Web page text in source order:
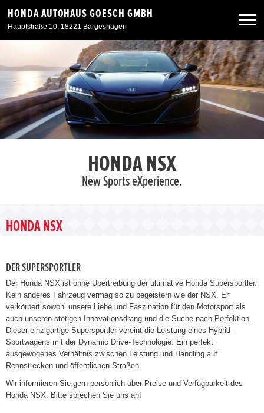
HONDA AUTOHAUS GOESCH GMBH
Hauptstraße 10, 18221 Bargeshagen
Gebrauchtwagen
Angebote
HONDA NSX
New Sports eXperience.
HONDA NSX
DER SUPERSPORTLER
Der Honda NSX ist ohne Übertreibung der ultimative Honda Supersportler.
Kein anderes Fahrzeug vermag so zu begeistern wie der NSX. Er
verkörpert sowohl unsere Liebe und Faszination für den Motorsport als
auch unseren stetigen Innovationsdrang und die Suche nach Perfektion.
Dieser einzigartige Supersportler vereint die Leistung eines Hybrid-
Sportwagens mit der Dynamic Drive-Technologie. Ein perfekt
ausgewogenes Verhältnis zwischen Leistung und Handling auf
Rennstrecken und öffentlichen Straßen.
Wir informieren Sie gern persönlich über Preise und Verfügbarkeit des
Honda NSX. Bitte sprechen Sie uns an!